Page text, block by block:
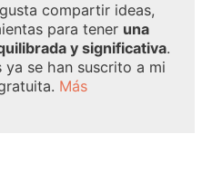
compartir ideas,
para tener una
y significativa.
ya se han suscrito a mi
Más